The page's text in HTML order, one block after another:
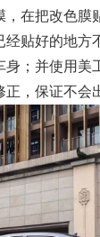
在把改色膜
贴好的地方
；并使用美
，保证不会